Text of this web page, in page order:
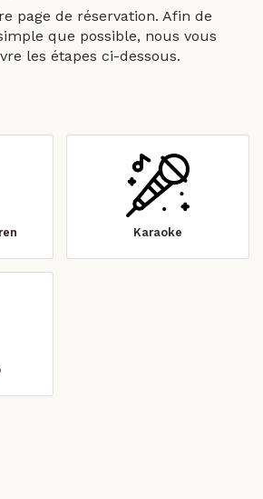
page de réservation. Afin de
que possible, nous vous
les étapes ci-dessous.
Karaoke